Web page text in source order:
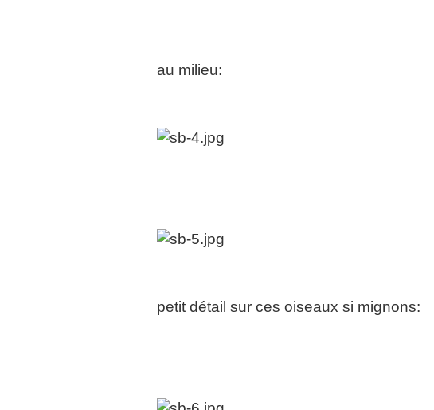
au milieu:
petit détail sur ces oiseaux si mignons: